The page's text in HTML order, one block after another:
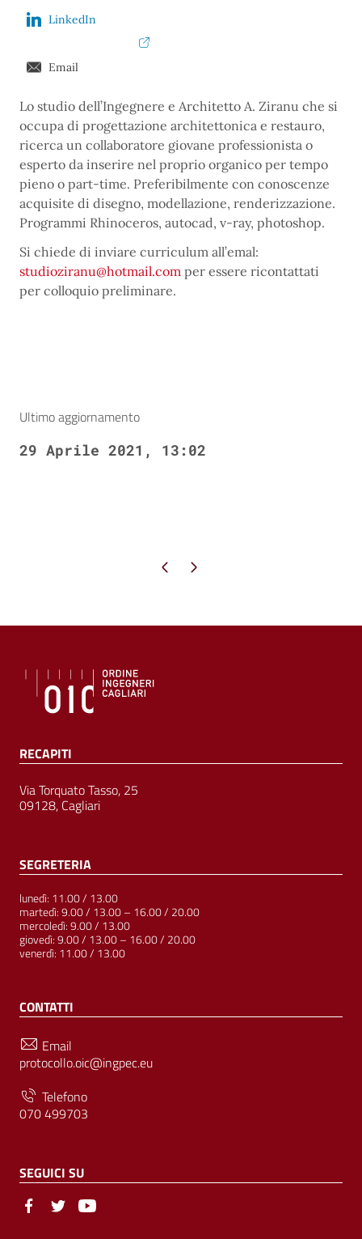
LinkedIn
Email
Lo studio dell’Ingegnere e Architetto A. Ziranu che si
occupa di progettazione architettonica e restauro,
ricerca un collaboratore giovane professionista o
esperto da inserire nel proprio organico per tempo
pieno o part-time. Preferibilmente con conoscenze
acquisite di disegno, modellazione, renderizzazione.
Programmi Rhinoceros, autocad, v-ray, photoshop.
Si chiede di inviare curriculum all’emal:
studioziranu@hotmail.com per essere ricontattati
per colloquio preliminare.
Ultimo aggiornamento
29 Aprile 2021, 13:02
Pagina precedente
Pagina successiva
RECAPITI
Via Torquato Tasso, 25
09128, Cagliari
SEGRETERIA
lunedì: 11.00 / 13.00
martedì: 9.00 / 13.00 – 16.00 / 20.00
mercoledì: 9.00 / 13.00
giovedì: 9.00 / 13.00 – 16.00 / 20.00
venerdì: 11.00 / 13.00
CONTATTI
Email
protocollo.oic@ingpec.eu
Telefono
070 499703
SEGUICI SU